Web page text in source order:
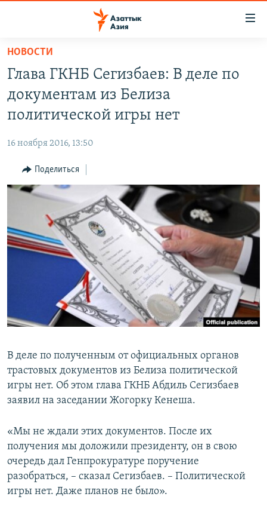
Вернуться
основному
содержанию
Вернутся
главной
навигации
Вернутся
поиску
ТАДЖИКИСТАН
ВОЙНА В УКРАИНЕ
ҚАЗАҚША
КЫРГЫЗЧА
ЎЗБЕКЧА
ТОҶИКӢ
TÜRKMENÇE
Все сайты РСЕ/РС
НОВОСТИ
Глава ГКНБ Сегизбаев: В деле по
документам из Белиза
политической игры нет
16 ноября 2016, 13:50
Поделиться
В деле по полученным от официальных органов
трастовых документов из Белиза политической
игры нет. Об этом глава ГКНБ Абдиль Сегизбаев
заявил на заседании Жогорку Кенеша.
«Мы не ждали этих документов. После их
получения мы доложили президенту, он в свою
очередь дал Генпрокуратуре поручение
разобраться, – сказал Сегизбаев. – Политической
игры нет. Даже планов не было».